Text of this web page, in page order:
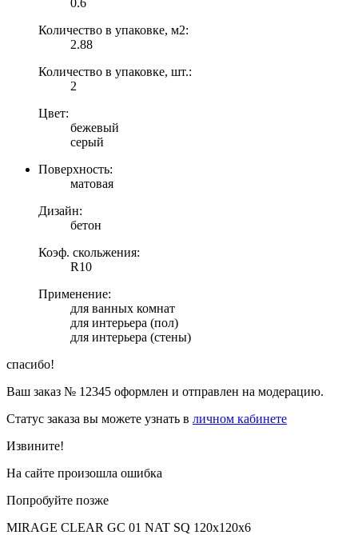
Количество в упаковке, м2:
2.88
Количество в упаковке, шт.:
2
Цвет:
бежевый
серый
Поверхность:
матовая
Дизайн:
бетон
Коэф. скольжения:
R10
Применение:
для ванных комнат
для интерьера (пол)
для интерьера (стены)
спасибо!
Ваш заказ № 12345 оформлен и отправлен на модерацию.
Статус заказа вы можете узнать в личном кабинете
Извините!
На сайте произошла ошибка
Попробуйте позже
MIRAGE CLEAR GC 01 NAT SQ 120х120х6